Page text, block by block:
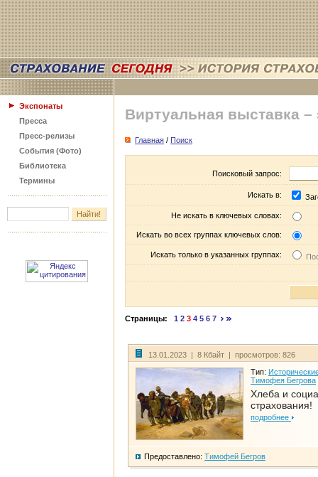
Экспонаты
Пресса
Пресс-релизы
События (Фото)
Библиотека
Термины
Виртуальная выставка –
Главная / Поиск
Поисковый запрос:
Искать в:
Не искать в ключевых словах:
Искать во всех группах ключевых слов:
Искать только в указанных группах:
Страницы: 1 2 3 4 5 6 7
13.01.2023 | 8 Кбайт | просмотров: 826
Тип:
Тимофея Бегрова
Хлеба и
страхования!
подробнее
Предоставлено: Тимофей Бегров